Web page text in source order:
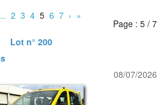
... 2 3 4 5 6 7 › »
Page : 5 / 7
Lot n° 200
08/07/2026